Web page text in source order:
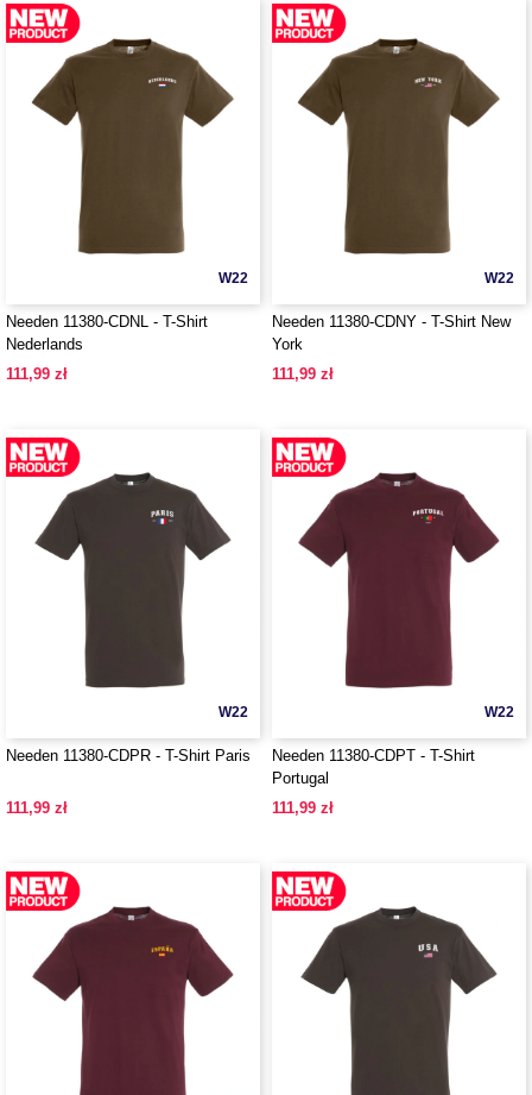
W22
Needen 11380-CDNL - T-Shirt
Nederlands
111,99 zł
W22
Needen 11380-CDNY - T-Shirt New
York
111,99 zł
W22
Needen 11380-CDPR - T-Shirt Paris
111,99 zł
W22
Needen 11380-CDPT - T-Shirt
Portugal
111,99 zł